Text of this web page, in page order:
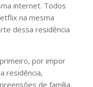
internet. Todos
na mesma
dessa residência
por impor
residência,
de família,